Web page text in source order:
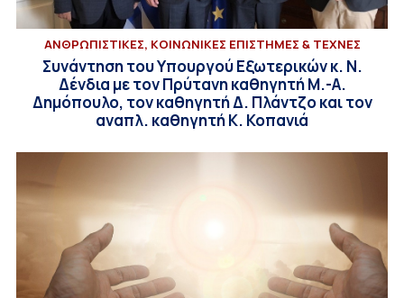
ΑΝΘΡΩΠΙΣΤΙΚΕΣ, ΚΟΙΝΩΝΙΚΕΣ ΕΠΙΣΤΗΜΕΣ & ΤΕΧΝΕΣ
Συνάντηση του Υπουργού Εξωτερικών κ. Ν.
Δένδια με τον Πρύτανη καθηγητή Μ.-Α.
Δημόπουλο, τον καθηγητή Δ. Πλάντζο και τον
αναπλ. καθηγητή Κ. Κοπανιά